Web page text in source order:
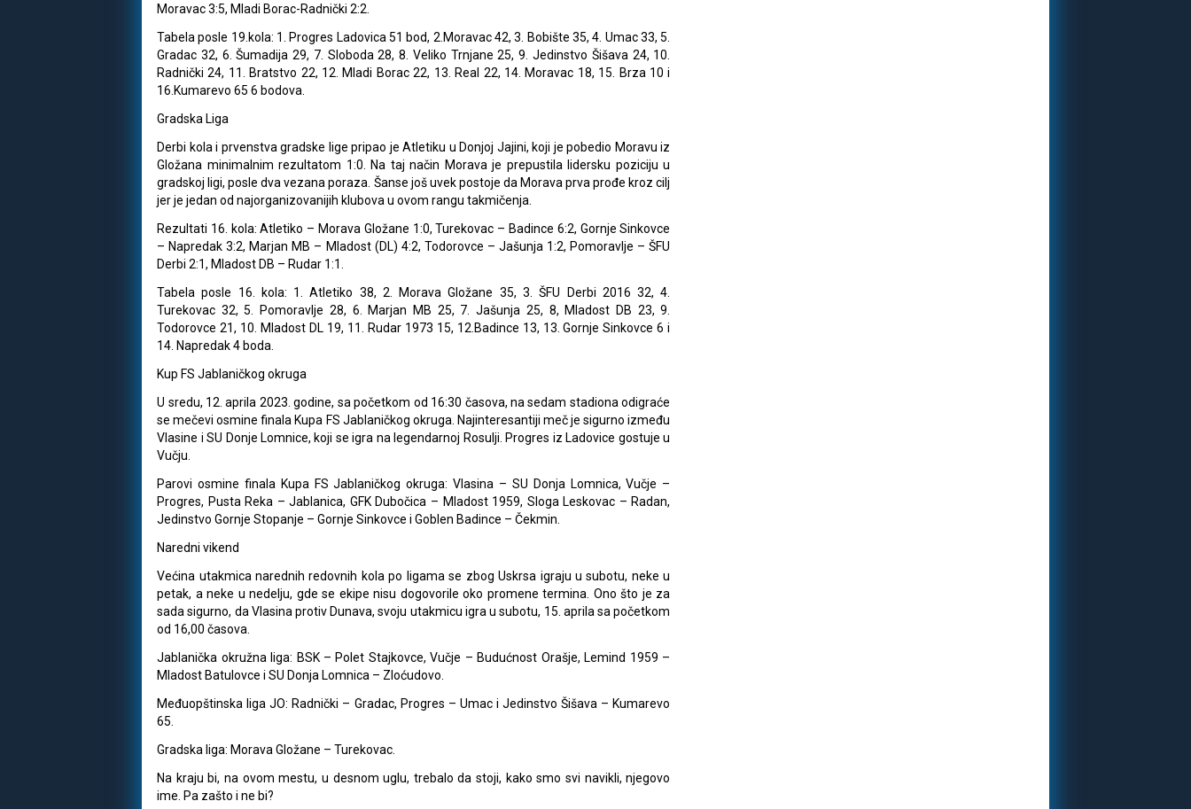
Moravac 3:5, Mladi Borac-Radnički 2:2.
Tabela posle 19.kola: 1. Progres Ladovica 51 bod, 2.Moravac 42, 3. Bobište 35, 4. Umac 33, 5.
Gradac 32, 6. Šumadija 29, 7. Sloboda 28, 8. Veliko Trnjane 25, 9. Jedinstvo Šišava 24, 10.
Radnički 24, 11. Bratstvo 22, 12. Mladi Borac 22, 13. Real 22, 14. Moravac 18, 15. Brza 10 i
16.Kumarevo 65 6 bodova.
Gradska Liga
Derbi kola i prvenstva gradske lige pripao je Atletiku u Donjoj Jajini, koji je pobedio Moravu iz
Gložana minimalnim rezultatom 1:0. Na taj način Morava je prepustila lidersku poziciju u
gradskoj ligi, posle dva vezana poraza. Šanse još uvek postoje da Morava prva prođe kroz cilj
jer je jedan od najorganizovanijih klubova u ovom rangu takmičenja.
Rezultati 16. kola: Atletiko – Morava Gložane 1:0, Turekovac – Badince 6:2, Gornje Sinkovce
– Napredak 3:2, Marjan MB – Mladost (DL) 4:2, Todorovce – Jašunja 1:2, Pomoravlje – ŠFU
Derbi 2:1, Mladost DB – Rudar 1:1.
Tabela posle 16. kola: 1. Atletiko 38, 2. Morava Gložane 35, 3. ŠFU Derbi 2016 32, 4.
Turekovac 32, 5. Pomoravlje 28, 6. Marjan MB 25, 7. Jašunja 25, 8, Mladost DB 23, 9.
Todorovce 21, 10. Mladost DL 19, 11. Rudar 1973 15, 12.Badince 13, 13. Gornje Sinkovce 6 i
14. Napredak 4 boda.
Kup FS Jablaničkog okruga
U sredu, 12. aprila 2023. godine, sa početkom od 16:30 časova, na sedam stadiona odigraće
se mečevi osmine finala Kupa FS Jablaničkog okruga. Najinteresantiji meč je sigurno između
Vlasine i SU Donje Lomnice, koji se igra na legendarnoj Rosulji. Progres iz Ladovice gostuje u
Vučju.
Parovi osmine finala Kupa FS Jablaničkog okruga: Vlasina – SU Donja Lomnica, Vučje –
Progres, Pusta Reka – Jablanica, GFK Dubočica – Mladost 1959, Sloga Leskovac – Radan,
Jedinstvo Gornje Stopanje – Gornje Sinkovce i Goblen Badince – Čekmin.
Naredni vikend
Većina utakmica narednih redovnih kola po ligama se zbog Uskrsa igraju u subotu, neke u
petak, a neke u nedelju, gde se ekipe nisu dogovorile oko promene termina. Ono što je za
sada sigurno, da Vlasina protiv Dunava, svoju utakmicu igra u subotu, 15. aprila sa početkom
od 16,00 časova.
Jablanička okružna liga: BSK – Polet Stajkovce, Vučje – Budućnost Orašje, Lemind 1959 –
Mladost Batulovce i SU Donja Lomnica – Zloćudovo.
Međuopštinska liga JO: Radnički – Gradac, Progres – Umac i Jedinstvo Šišava – Kumarevo
65.
Gradska liga: Morava Gložane – Turekovac.
Na kraju bi, na ovom mestu, u desnom uglu, trebalo da stoji, kako smo svi navikli, njegovo
ime. Pa zašto i ne bi?